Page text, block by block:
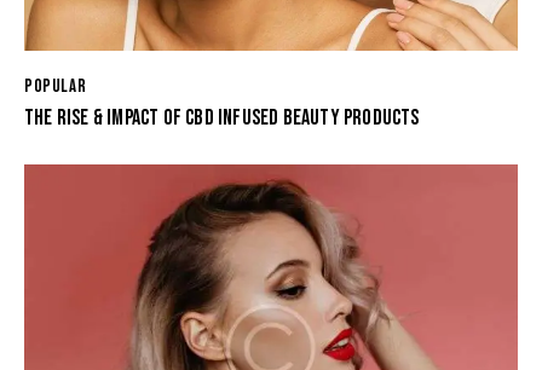
POPULAR
THE RISE & IMPACT OF CBD INFUSED BEAUTY PRODUCTS